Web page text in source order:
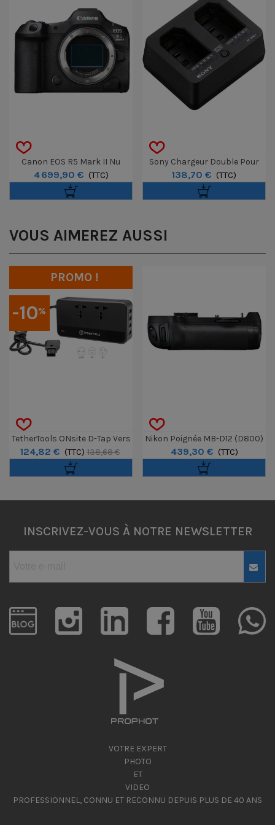
Canon EOS R5 Mark II Nu
4 699,90 € (TTC)
Sony Chargeur Double Pour
Batterie NP-SA100
138,70 € (TTC)
VOUS AIMEREZ AUSSI
-10%
PROMO !
TetherTools ONsite D-Tap Vers
Alimentation 220V
124,82 € (TTC) 138,68 €
Nikon Poignée MB-D12 (D800)
439,30 € (TTC)
INSCRIVEZ-VOUS À NOTRE NEWSLETTER
VOTRE EXPERT
PHOTO
ET
VIDEO
PROFESSIONNEL, CONNU ET RECONNU DEPUIS PLUS DE 40 ANS